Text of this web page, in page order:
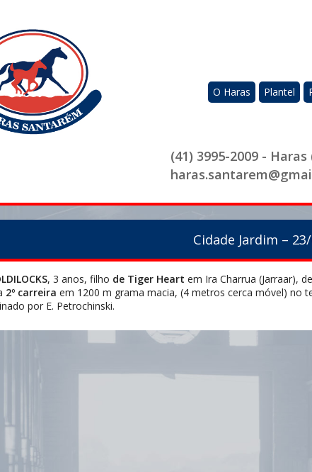
O Haras Plantel
(41) 3995-2009 -
Cidade Jardim –
, 3 anos, filho de Tiger Heart em Ira Charrua (Jarraar),
2º carreira em 1200 m grama macia, (4 metros cerca móvel) no
por E. Petrochinski.